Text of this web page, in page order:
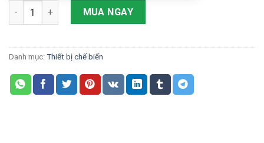
Máy đóng gói dung dịch - Giải pháp đóng gói hiệu quả, tiên
MUA NGAY
Danh mục: Thiết bị chế biến